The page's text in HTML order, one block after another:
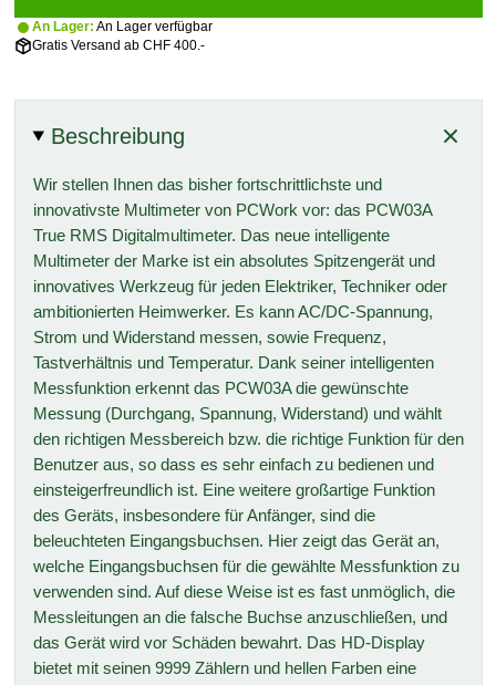
An Lager: An Lager verfügbar
Gratis Versand ab CHF 400.-
Beschreibung
Wir stellen Ihnen das bisher fortschrittlichste und
innovativste Multimeter von PCWork vor: das PCW03A
True RMS Digitalmultimeter. Das neue intelligente
Multimeter der Marke ist ein absolutes Spitzengerät und
innovatives Werkzeug für jeden Elektriker, Techniker oder
ambitionierten Heimwerker. Es kann AC/DC-Spannung,
Strom und Widerstand messen, sowie Frequenz,
Tastverhältnis und Temperatur. Dank seiner intelligenten
Messfunktion erkennt das PCW03A die gewünschte
Messung (Durchgang, Spannung, Widerstand) und wählt
den richtigen Messbereich bzw. die richtige Funktion für den
Benutzer aus, so dass es sehr einfach zu bedienen und
einsteigerfreundlich ist. Eine weitere großartige Funktion
des Geräts, insbesondere für Anfänger, sind die
beleuchteten Eingangsbuchsen. Hier zeigt das Gerät an,
welche Eingangsbuchsen für die gewählte Messfunktion zu
verwenden sind. Auf diese Weise ist es fast unmöglich, die
Messleitungen an die falsche Buchse anzuschließen, und
das Gerät wird vor Schäden bewahrt. Das HD-Display
bietet mit seinen 9999 Zählern und hellen Farben eine